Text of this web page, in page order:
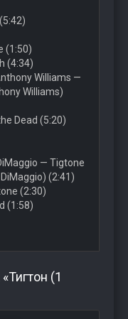
(1:50)
(4:34)
Williams —
Williams)
Dead (5:20)
— Tigtone
(2:41)
(2:30)
(1:58)
(1